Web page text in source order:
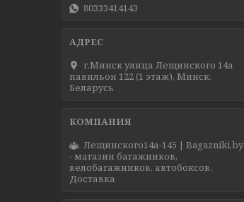
80333414143
г.Минск улица Лещинского 14а
павильон 122 (1 этаж), Минск,
Беларусь
Лещинского14а-145 | Bagazniki.by
- магазин багажников,
велобагажников, автобоксов.
Доставка